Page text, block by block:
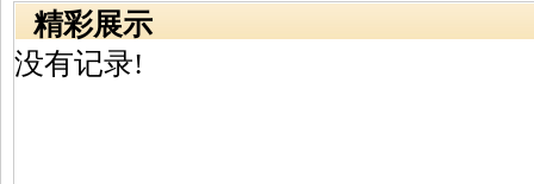
精彩展示
没有记录!